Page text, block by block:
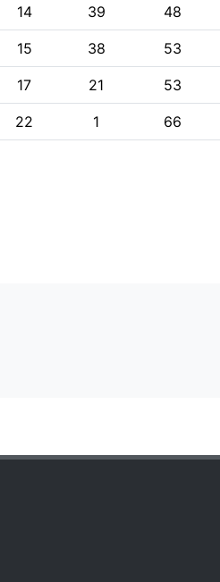
14 39 48
15 38 53
17 21 53
22 1 66